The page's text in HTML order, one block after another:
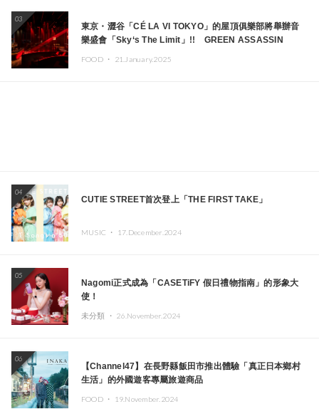
03
東京・澀谷「CÉ LA VI TOKYO」的屋頂俱樂部將舉辦音
樂盛會「Sky‘s The Limit」!! GREEN ASSASSIN
本頂尖DJ及創作者齊聚一堂
FOOD ・ 21.January.2025
04
CUTIE STREET首次登上「THE FIRST TAKE」
MUSIC ・ 17.December.2024
05
Nagomi正式成為「CASETiFY 假日禮物指南」的形象大
使！
未分類 ・ 26.November.2024
06
【Channel47】在長野縣飯田市推出體驗「真正日本鄉村
生活」的外國遊客專屬旅遊商品
FOOD ・ 19.November.2024